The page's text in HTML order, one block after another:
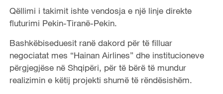
Qëllimi i takimit ishte vendosja e një linje direkte
fluturimi Pekin-Tiranë-Pekin.
Bashkëbiseduesit ranë dakord për të filluar
negociatat mes “Hainan Airlines” dhe institucioneve
përgjegjëse në Shqipëri, për të bërë të mundur
realizimin e këtij projekti shumë të rëndësishëm.